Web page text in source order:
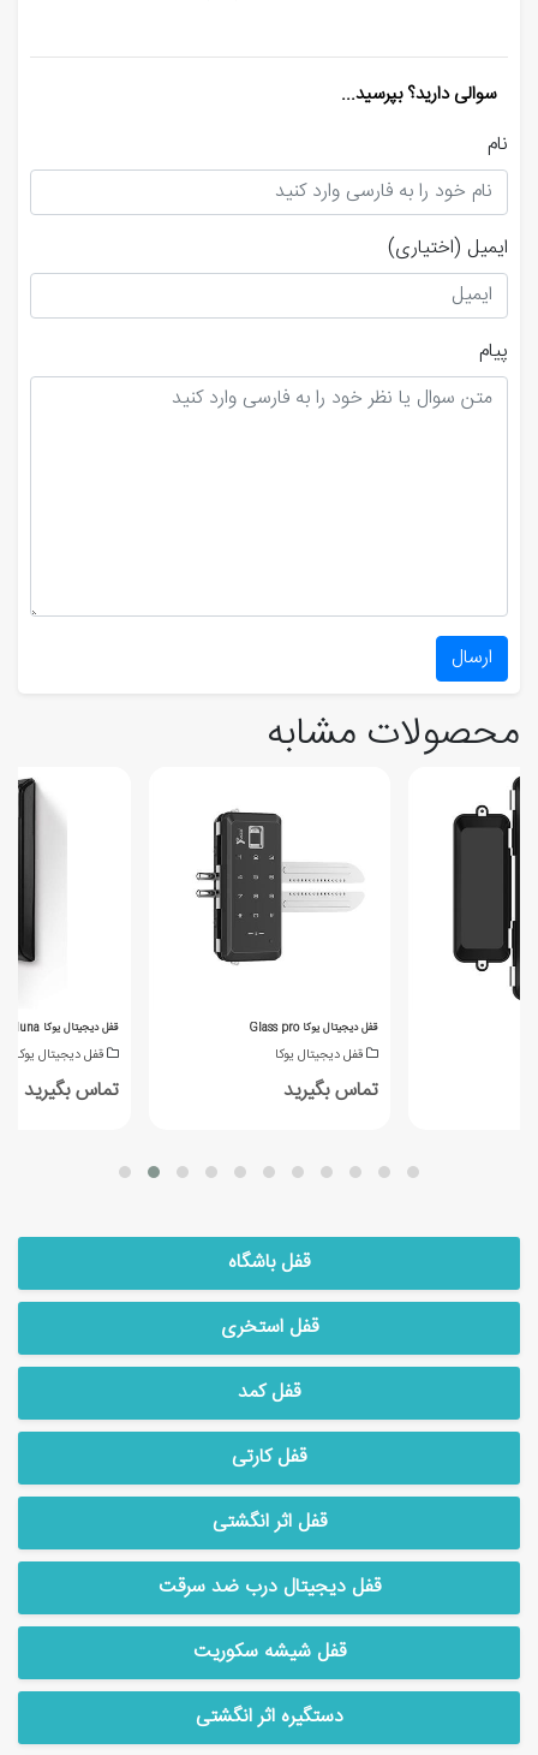
سوالی دارید؟ بپرسید...
نام
ایمیل (اختیاری)
پیام
ارسال
محصولات مشابه
قفل دیجیتال یوکا luna
قفل دیجیتال یوکا
تماس بگیرید
قفل دیجیتال یوکا Glass pro
قفل دیجیتال یوکا
تماس بگیرید
قفل باشگاه
قفل استخری
قفل کمد
قفل کارتی
قفل اثر انگشتی
قفل دیجیتال درب ضد سرقت
قفل شیشه سکوریت
دستگیره اثر انگشتی